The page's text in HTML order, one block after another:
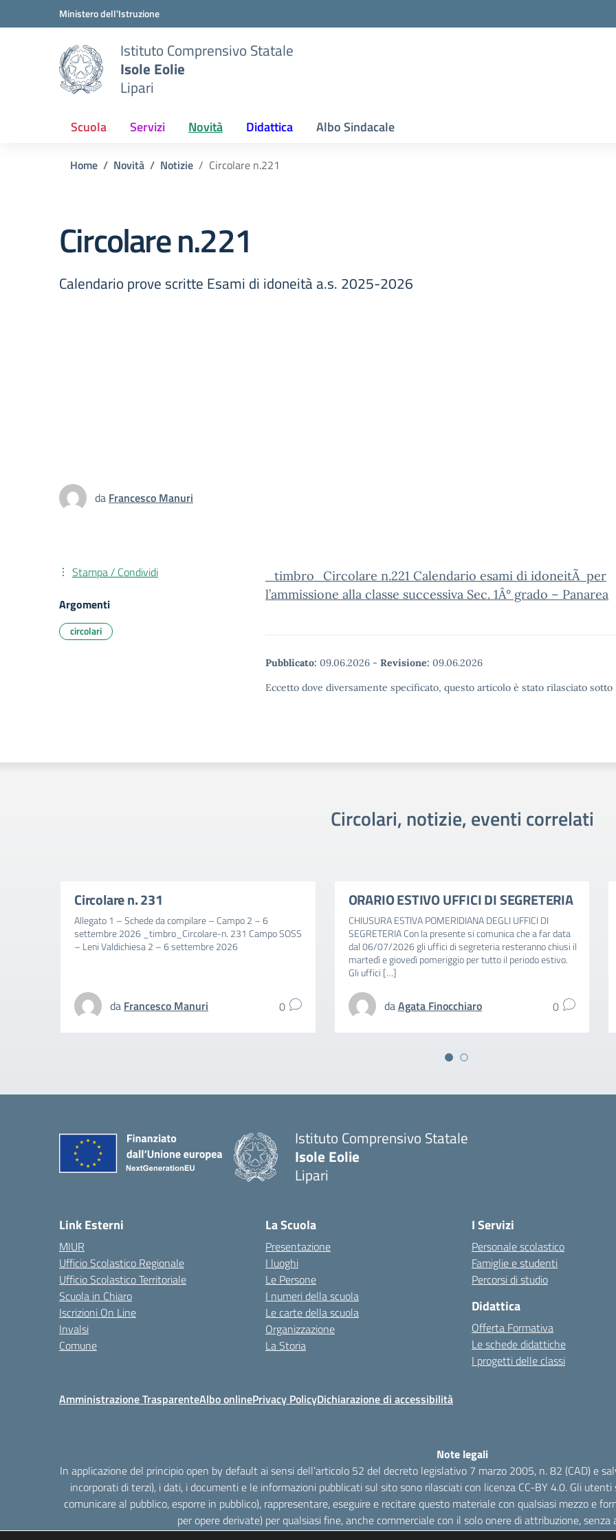
Vai ai contenuti
Vai al menu di navigazione
Ministero dell'Istruzione
Istituto Comprensivo Statale
Isole Eolie
Lipari
Scuola Servizi Novità Didattica Albo Sindacale
Home Novità Notizie Circolare n.221
Circolare n.221
Calendario prove scritte Esami di idoneità a.s. 2025-2026
da Francesco Manuri
_timbro_Circolare n.221 Calendario esami di idoneitÃ per
l’ammissione alla classe successiva Sec. 1Â° grado – Panarea
Pubblicato: 09.06.2026 - Revisione: 09.06.2026
Eccetto dove diversamente specificato, questo articolo è stato rilasciato
Stampa / Condividi
Argomenti
circolari
Circolari, notizie, eventi correlati
Circolare n. 231
Allegato 1 – Schede da compilare – Campo 2 – 6
settembre 2026 _timbro_Circolare-n. 231 Campo SOSS
– Leni Valdichiesa 2 – 6 settembre 2026
da Francesco Manuri 0
ORARIO ESTIVO UFFICI DI SEGRETERIA
CHIUSURA ESTIVA POMERIDIANA DEGLI UFFICI DI
SEGRETERIA Con la presente si comunica che a far data
dal 06/07/2026 gli uffici di segreteria resteranno chiusi il
martedì e giovedì pomeriggio per tutto il periodo estivo.
Gli uffici […]
daAgata Finocchiaro 0
Istituto Comprensivo Statale
Isole Eolie
Lipari
Link Esterni
MIUR
Ufficio Scolastico Regionale
Ufficio Scolastico Territoriale
Scuola in Chiaro
Iscrizioni On Line
Invalsi
Comune
La Scuola
Presentazione
I luoghi
Le Persone
I numeri della scuola
Le carte della scuola
Organizzazione
La Storia
I Servizi
Personale scolastico
Famiglie e studenti
Percorsi di studio
Didattica
Offerta Formativa
Le schede didattiche
I progetti delle classi
Amministrazione TrasparenteAlbo onlinePrivacy PolicyDichiarazione di accessibilità
Note legali
In applicazione del principio open by default ai sensi dell’articolo 52 del decreto legislativo 7 marzo 2005, n. 82 (CAD) e
incorporati di terzi), i dati, i documenti e le informazioni pubblicati sul sito sono rilasciati con licenza CC-BY 4.0. Gli
comunicare al pubblico, esporre in pubblico), rappresentare, eseguire e recitare questo materiale con qualsiasi mezzo e
per opere derivate) per qualsiasi fine, anche commerciale con il solo onere di attribuzione,